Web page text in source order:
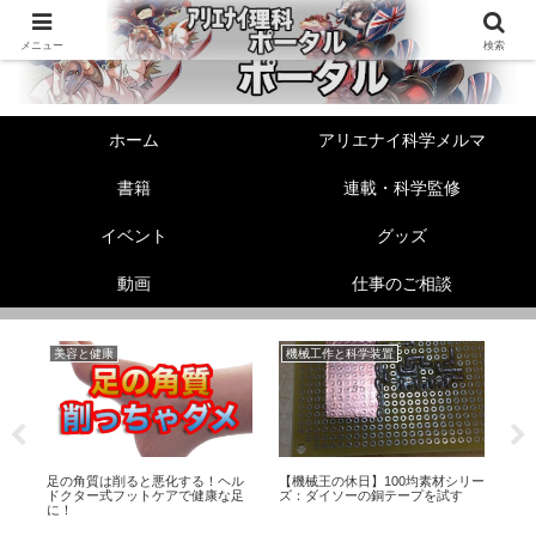
ホーム アリエナイ科学メルマ
書籍 連載・科学監修
イベント グッズ
動画 仕事のご相談
美容と健康
足の角質は削ると悪化する！ヘル
ドクター式フットケアで健康な足
に！
機械工作と科学装置
【機械王の休日】100均素材シリー
ズ：ダイソーの銅テープを試す
メニュー 検索